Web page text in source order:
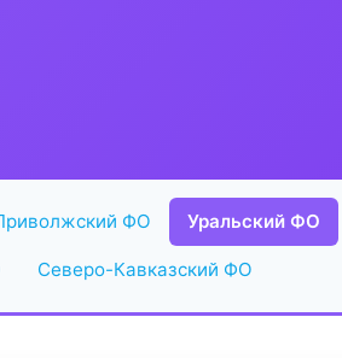
ФО Уральский ФО
Северо-Кавказский ФО